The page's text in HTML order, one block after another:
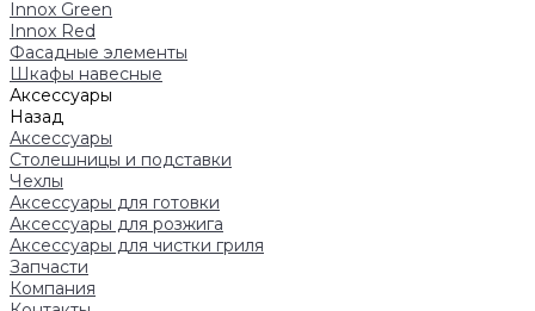
Innox Green
Innox Red
Фасадные элементы
Шкафы навесные
Аксессуары
Назад
Аксессуары
Столешницы и подставки
Чехлы
Аксессуары для готовки
Аксессуары для розжига
Аксессуары для чистки гриля
Запчасти
Компания